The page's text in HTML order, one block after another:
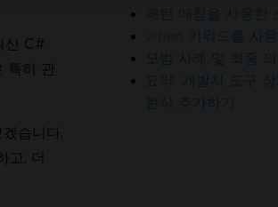
신 C#
특히 관
습니다.
고, 더
패턴 매칭을 사용한
when 키워드를 사
모범 사례 및 최종 의
요약: 개발자 도구
현식 추가하기
니어들과 합류하세